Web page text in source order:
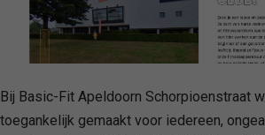
Bij Basic-Fit Apeldoorn Schorpioenstraat
toegankelijk gemaakt voor iedereen,